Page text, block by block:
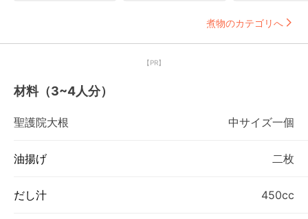
煮物のカテゴリへ
【PR】
材料（3~4人分）
聖護院大根 中サイズ一個
油揚げ 二枚
だし汁 450cc